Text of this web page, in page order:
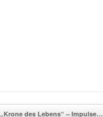
„Krone des Lebens“ – Impulse…